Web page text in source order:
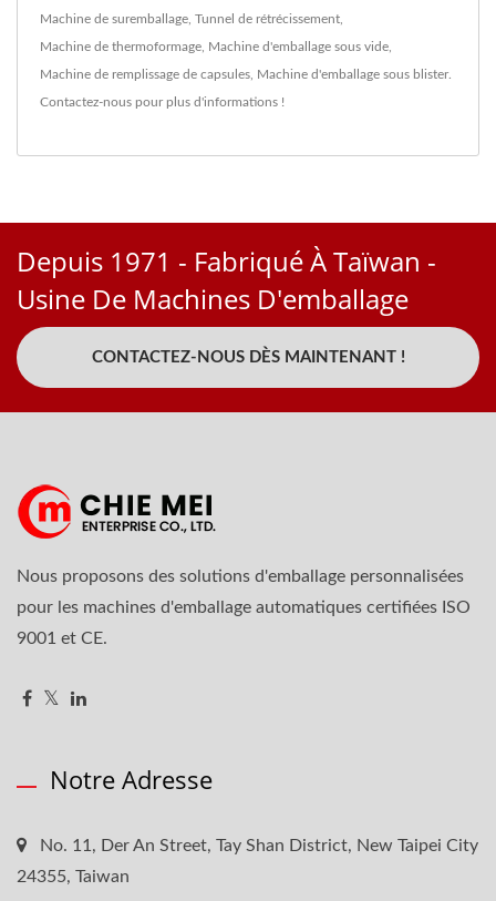
Machine de suremballage Tunnel de rétrécissement
Machine de thermoformage Machine d'emballage sous vide
Machine de remplissage de capsules Machine d'emballage sous blister.
Contactez-nous pour plus d'informations !
Depuis 1971 - Fabriqué À Taïwan -
Usine De Machines D'emballage
CONTACTEZ-NOUS DÈS MAINTENANT !
Nous proposons des solutions d'emballage personnalisées
pour les machines d'emballage automatiques certifiées ISO
9001 et CE.
Notre Adresse
No. 11, Der An Street, Tay Shan District, New Taipei City
24355, Taiwan